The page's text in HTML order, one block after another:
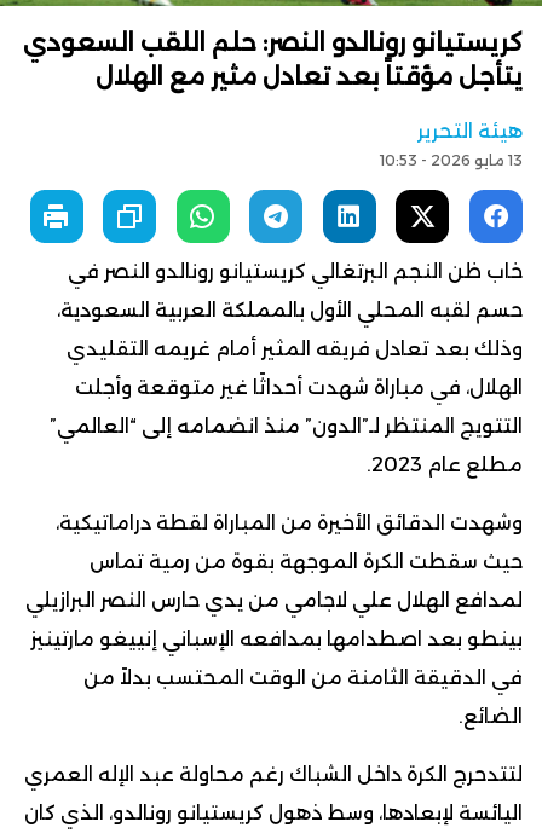
كريستيانو رونالدو النصر: حلم اللقب السعودي
يتأجل مؤقتاً بعد تعادل مثير مع الهلال
هيئة التحرير
13 مايو 2026 - 10:53
خاب ظن النجم البرتغالي كريستيانو رونالدو النصر في
حسم لقبه المحلي الأول بالمملكة العربية السعودية،
وذلك بعد تعادل فريقه المثير أمام غريمه التقليدي
الهلال، في مباراة شهدت أحداثًا غير متوقعة وأجلت
التتويج المنتظر لـ”الدون” منذ انضمامه إلى “العالمي”
مطلع عام 2023.
وشهدت الدقائق الأخيرة من المباراة لقطة دراماتيكية،
حيث سقطت الكرة الموجهة بقوة من رمية تماس
لمدافع الهلال علي لاجامي من يدي حارس النصر البرازيلي
بينطو بعد اصطدامها بمدافعه الإسباني إنييغو مارتينيز
في الدقيقة الثامنة من الوقت المحتسب بدلاً من
الضائع.
لتتدحرج الكرة داخل الشباك رغم محاولة عبد الإله العمري
اليائسة لإبعادها، وسط ذهول كريستيانو رونالدو، الذي كان